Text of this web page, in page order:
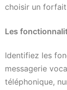
choisir un
Les
Identifiez les
messagerie
téléphonique,